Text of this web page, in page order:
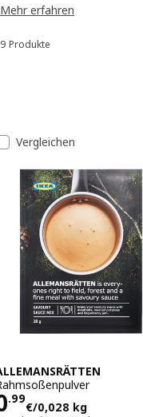
Einrichtungshaus
Vorspeise-Ideen auf einen
Mehr erfahren
Sortieren und
9 Produkte
Liste der
Vergleichen
.99
€/0,028 kg
0.99€/